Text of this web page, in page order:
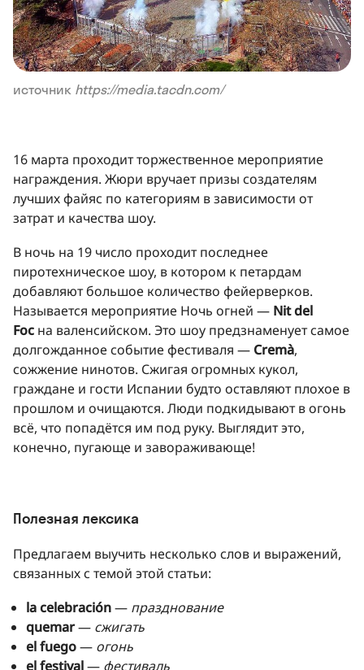
источник https://media.tacdn.com/
16 марта проходит торжественное мероприятие
награждения. Жюри вручает призы создателям
лучших файяс по категориям в зависимости от
затрат и качества шоу.
В ночь на 19 число проходит последнее
пиротехническое шоу, в котором к петардам
добавляют большое количество фейерверков.
Называется мероприятие Ночь огней — Nit del
Foc на валенсийском. Это шоу предзнаменует самое
долгожданное событие фестиваля — Cremà,
сожжение нинотов. Сжигая огромных кукол,
граждане и гости Испании будто оставляют плохое в
прошлом и очищаются. Люди подкидывают в огонь
всё, что попадётся им под руку. Выглядит это,
конечно, пугающе и завораживающе!
Полезная лексика
Предлагаем выучить несколько слов и выражений,
связанных с темой этой статьи:
la celebración— празднование
quemar— сжигать
el fuego— огонь
el festival— фестиваль